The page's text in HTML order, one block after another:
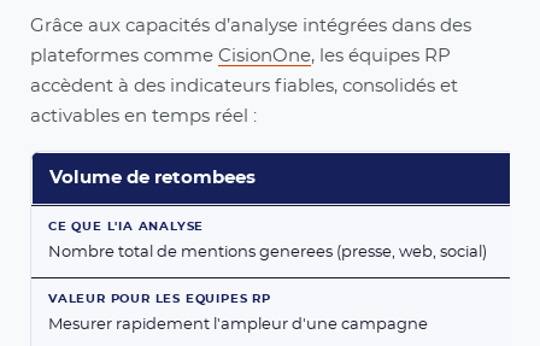
Grâce aux capacités d’analyse intégrées dans des
plateformes comme CisionOne, les équipes RP
accèdent à des indicateurs fiables, consolidés et
activables en temps réel :
Volume de retombees
Nombre total de mentions generees (presse, web, social)
Mesurer rapidement l'ampleur d'une campagne